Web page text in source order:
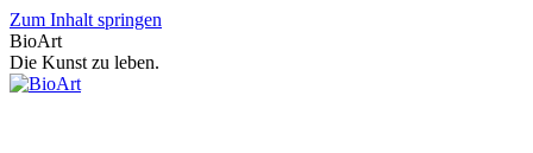
Zum Inhalt springen
BioArt
Die Kunst zu leben.